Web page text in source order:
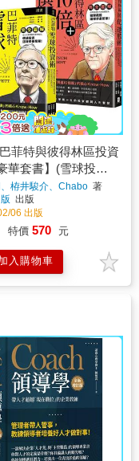
菲特與彼得林區投資
華套書】(雪球投資
倍選股術)
栫井駿介、Chabo 著
出版
06 出版
特價 570 元
入購物車